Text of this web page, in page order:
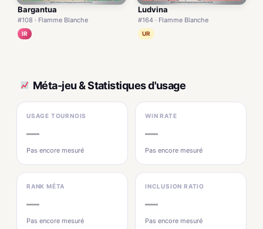
Bargantua
#108 · Flamme Blanche
IR
Ludvina
#164 · Flamme Blanche
UR
Méta-jeu & Statistiques d'usage
USAGE TOURNOIS
—
Pas encore mesuré
WIN RATE
—
Pas encore mesuré
RANK MÉTA
—
Pas encore mesuré
INCLUSION RATIO
—
Pas encore mesuré